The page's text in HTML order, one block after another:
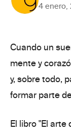
4 enero,
Cuando un
mente y
y, sobre todo,
formar parte
El libro "El